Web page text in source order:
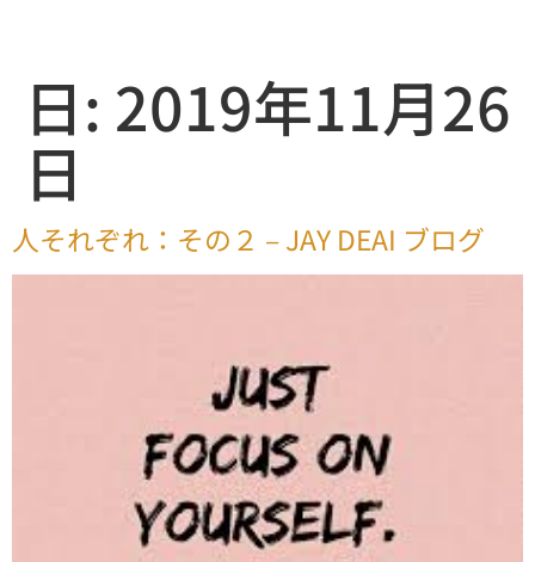
日: 2019年11月26
日
人それぞれ：その２ – JAY DEAI ブログ